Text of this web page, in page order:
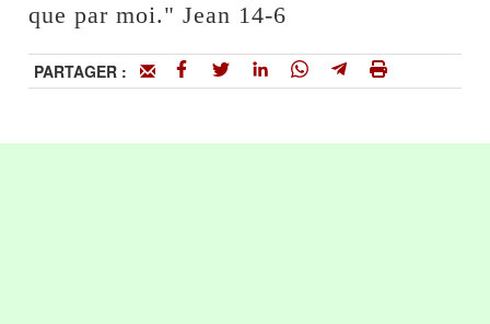
que par moi." Jean 14-6
PARTAGER :